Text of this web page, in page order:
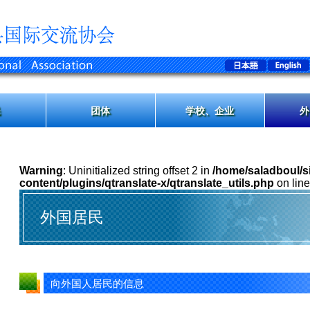
团体 学校、企业
Warning: Uninitialized string offset 2 in /home/saladboul/
content/plugins/qtranslate-x/qtranslate_utils.phpon
外国居民
向外国人居民的信息